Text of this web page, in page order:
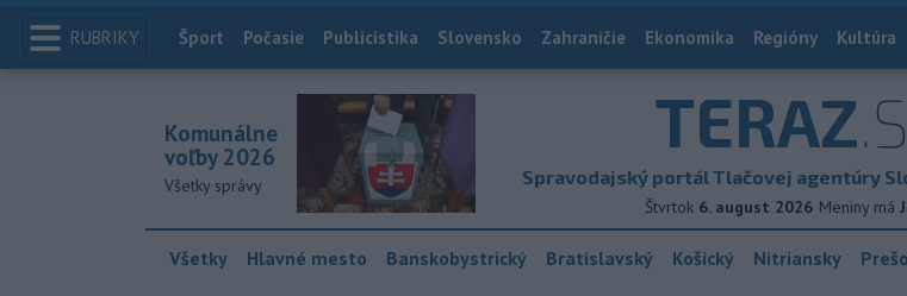
RUBRIKY Index
Šport Počasie Publicistika Slovensko Zahraničie Ekonomika Regióny Kultúra
TERAZ
Spravodajský portál Tlačovej agentúry
Štvrtok 6. august 2026 Meniny má
Komunálne
voľby 2026
Všetky správy
Všetky Hlavné mesto Banskobystrický Bratislavský Košický Nitriansky